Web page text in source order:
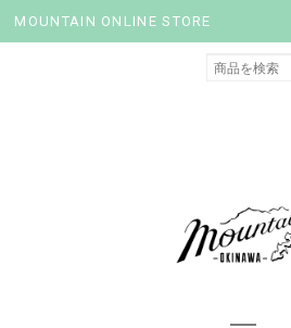
MOUNTAIN ONLINE STORE